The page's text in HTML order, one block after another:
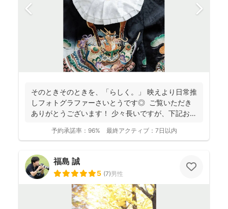
そのときそのときを、「らしく。」 映えより日常推
しフォトグラファーさいとうです◎ ご覧いただき
ありがとうございます！ 少々長いですが、下記お読
予約承諾率： 96% 最終アクティブ： 7日以内
福島 誠
5 (7)男性